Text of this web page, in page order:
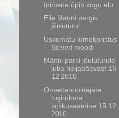
Inimene õpib kogu elu
Eile Männi pargis
jõuluturul
Uskumatu lumekoristus
Selveri moodi
Männi parki jõuluturule
juba neljapäevast 16
12 2010
Omastehooldajate
tugirühma
kokkusaamine 15 12
2010